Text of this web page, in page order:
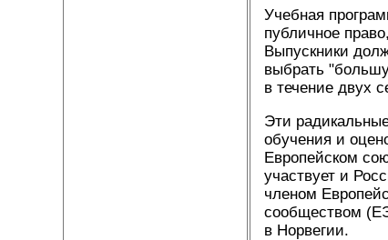
Учебная
публичное
Выпускники
выбрать
в течение двух
Эти
обучения и
Европейском
участвует и
членом
сообществом
в Норвегии.